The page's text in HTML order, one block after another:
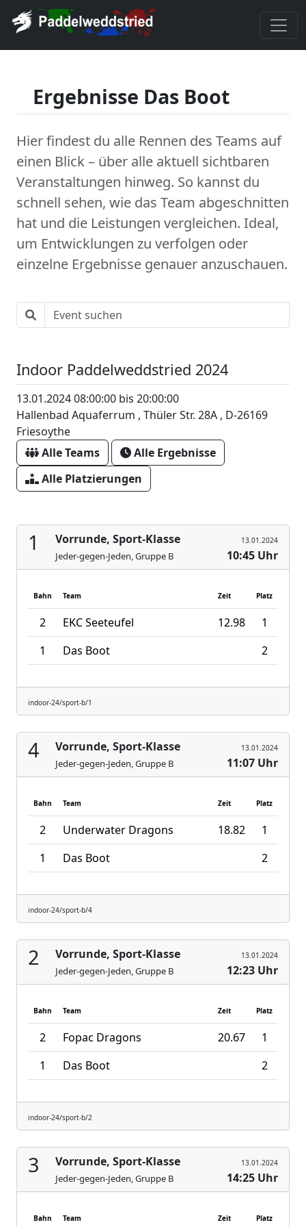
Ergebnisse Das Boot
Hier findest du alle Rennen des Teams auf
einen Blick – über alle aktuell sichtbaren
Veranstaltungen hinweg. So kannst du
schnell sehen, wie das Team abgeschnitten
hat und die Leistungen vergleichen. Ideal,
um Entwicklungen zu verfolgen oder
einzelne Ergebnisse genauer anzuschauen.
Indoor Paddelweddstried 2024
13.01.2024 08:00:00 bis 20:00:00
Hallenbad Aquaferrum , Thüler Str. 28A , D-26169
Friesoythe
Alle Teams
Alle Ergebnisse
Alle Platzierungen
1 Vorrunde, Sport-Klasse
Jeder-gegen-Jeden, Gruppe B
13.01.2024
10:45 Uhr
Bahn Team Zeit Platz
2 EKC Seeteufel 12.98
1
1
Das Boot 2
indoor-24/sport-b/1
4 Vorrunde, Sport-Klasse
Jeder-gegen-Jeden, Gruppe B
13.01.2024
11:07 Uhr
Bahn Team Zeit Platz
2 Underwater Dragons 18.82
1
1
Das Boot 2
indoor-24/sport-b/4
2 Vorrunde, Sport-Klasse
Jeder-gegen-Jeden, Gruppe B
13.01.2024
12:23 Uhr
Bahn Team Zeit Platz
2 Fopac Dragons 20.67
1
1
Das Boot 2
indoor-24/sport-b/2
3 Vorrunde, Sport-Klasse
Jeder-gegen-Jeden, Gruppe B
13.01.2024
14:25 Uhr
Bahn Team Zeit Platz